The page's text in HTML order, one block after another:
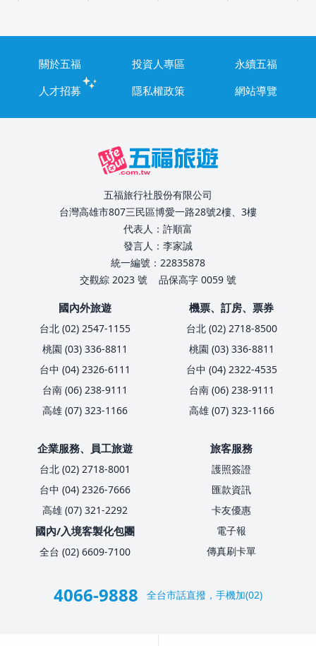
關於五福 投資人專區
永續五福
人才招募
隱私權政策 網站導覽
五福旅行社股份有限公司
台灣高雄市807三民區博愛一路28號2樓、3樓
代表人：許順富
發言人：李家誠
統一編號：22835878
交觀綜 2023 號
品保高字 0059 號
國內外旅遊
台北 (02) 2547-1155
桃園 (03) 336-8811
台中 (04) 2326-6111
台南 (06) 238-9111
高雄 (07) 323-1166
機票、訂房、票券
台北 (02) 2718-8500
桃園 (03) 336-8811
台中 (04) 2322-4535
台南 (06) 238-9111
高雄 (07) 323-1166
企業服務、員工旅遊
台北 (02) 2718-8001
台中 (04) 2326-7666
高雄 (07) 321-2292
國內/入境客製化包團
全台 (02) 6609-7100
旅客服務
護照簽證
匯款資訊
卡友優惠
電子報
傳真刷卡單
4066-9888 全台市話直撥，手機加(02)